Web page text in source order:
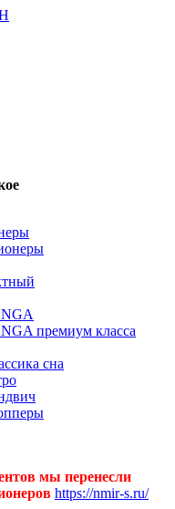
премиум класса
сна
мы перенесли
https://nmir-s.ru/